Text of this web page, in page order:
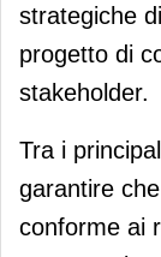
strategiche
progetto di
stakeholder.
Tra i
garantire
conforme ai